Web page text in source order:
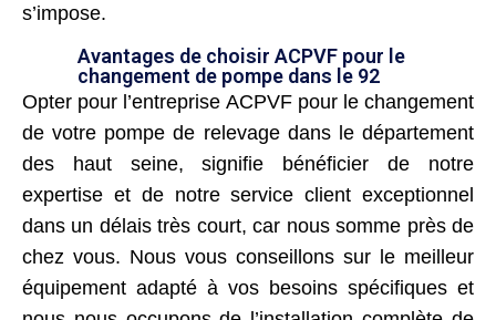
s’impose.
Avantages de choisir ACPVF pour le
changement de pompe dans le 92
Opter pour l’entreprise ACPVF pour le changement
de votre pompe de relevage dans le département
des haut seine, signifie bénéficier de notre
expertise et de notre service client exceptionnel
dans un délais très court, car nous somme près de
chez vous. Nous vous conseillons sur le meilleur
équipement adapté à vos besoins spécifiques et